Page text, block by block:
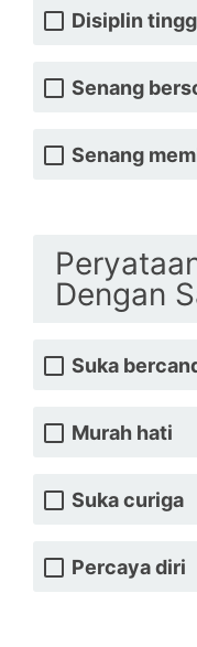
Disiplin
Senang
Senang
Dengan
Suka
Murah hati
Suka curiga
Percaya diri